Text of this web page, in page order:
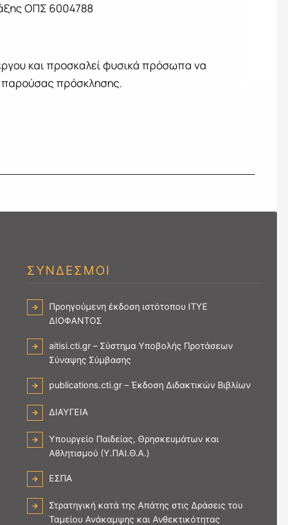
ΟΠΣ 6004788
και προσκαλεί φυσικά πρόσωπα να
παρούσας πρόσκλησης.
ΣΥΝΔΕΣΜΟΙ
Προηγούμενη έκδοση ιστότοπου ΙΤΥΕ
ΔΙΟΦΑΝΤΟΣ
aitisi.cti.gr – Σύστημα Υποβολής Προτάσεων
Σύναψης Σύμβασης
publications.cti.gr – Έκδοση Διδακτικών Βιβλίων
ΔΙΑΥΓΕΙΑ
Υπουργείο Παιδείας, Θρησκευμάτων και
Αθλητισμού (Υ.ΠΑΙ.Θ.Α.)
ΕΣΠΑ
Στρατηγική κατά της Απάτης στις Δράσεις του
Ταμείου Ανάκαμψης και Ανθεκτικότητας